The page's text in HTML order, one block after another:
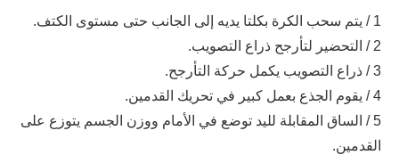
5 / الساق المقابلة لليد توضع في الأمام ووزن الجسم يتوزع على
القدمين.